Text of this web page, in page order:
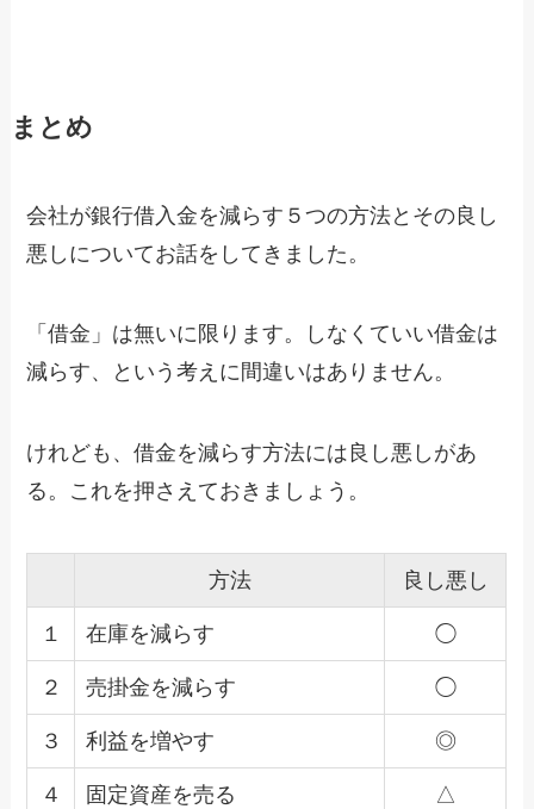
まとめ
会社が銀行借入金を減らす５つの方法とその良し
悪しについてお話をしてきました。
「借金」は無いに限ります。しなくていい借金は
減らす、という考えに間違いはありません。
けれども、借金を減らす方法には良し悪しがあ
る。これを押さえておきましょう。
方法 良し悪し
１ 在庫を減らす ◯
２ 売掛金を減らす ◯
３ 利益を増やす ◎
４ 固定資産を売る △